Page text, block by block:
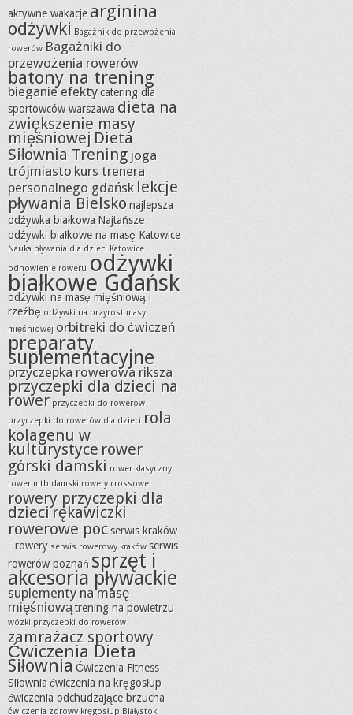
aktywne wakacje arginina
odżywki Bagażnik do przewożenia
rowerów Bagażniki do
przewożenia rowerów
batony na trening
bieganie efektycatering dla
sportowców warszawa dieta na
zwiększenie masy
mięśniowej Dieta
Siłownia Trening joga
trójmiasto kurs trenera
personalnego gdańsk lekcje
pływania Bielskonajlepsza
odżywka białkowa Najtańsze
odżywki białkowe na masę Katowice
Nauka pływania dla dzieci Katowice
odnowienie roweru odżywki
białkowe Gdańsk
odżywki na masę mięśniową i
rzeźbę odżywki na przyrost masy
mięśniowej orbitreki do ćwiczeń
preparaty
suplementacyjne
przyczepka rowerowa riksza
przyczepki dla dzieci na
rower przyczepki do rowerów
przyczepki do rowerów dla dzieci rola
kolagenu w
kulturystyce rower
górski damski rower klasyczny
rower mtb damski rowery crossowe
rowery przyczepki dla
dzieci rękawiczki
rowerowe pocserwis kraków
- rowery serwis rowerowy kraków serwis
rowerów poznań sprzęt i
akcesoria pływackie
suplementy na masę
mięśniowątrening na powietrzu
wózki przyczepki do rowerów
zamrażacz sportowy
Ćwiczenia Dieta
SiłowniaĆwiczenia Fitness
Siłowniaćwiczenia na kręgosłup
ćwiczenia odchudzające brzucha
ćwiczenia zdrowy kręgosłup Białystok